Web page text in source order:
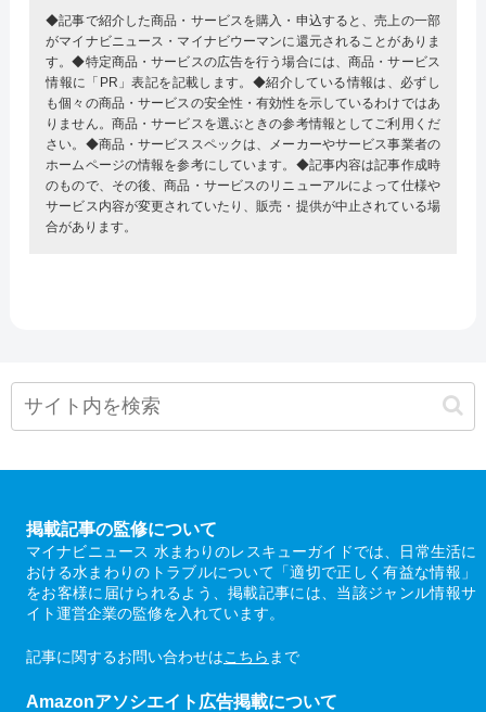
◆記事で紹介した商品・サービスを購入・申込すると、売上の一部
がマイナビニュース・マイナビウーマンに還元されることがありま
す。◆特定商品・サービスの広告を行う場合には、商品・サービス
情報に「PR」表記を記載します。◆紹介している情報は、必ずし
も個々の商品・サービスの安全性・有効性を示しているわけではあ
りません。商品・サービスを選ぶときの参考情報としてご利用くだ
さい。◆商品・サービススペックは、メーカーやサービス事業者の
ホームページの情報を参考にしています。◆記事内容は記事作成時
のもので、その後、商品・サービスのリニューアルによって仕様や
サービス内容が変更されていたり、販売・提供が中止されている場
合があります。
掲載記事の監修について
マイナビニュース 水まわりのレスキューガイドでは、日常生活に
おける水まわりのトラブルについて「適切で正しく有益な情報」
をお客様に届けられるよう、掲載記事には、当該ジャンル情報サ
イト運営企業の監修を入れています。
記事に関するお問い合わせはこちら まで
Amazonアソシエイト広告掲載について